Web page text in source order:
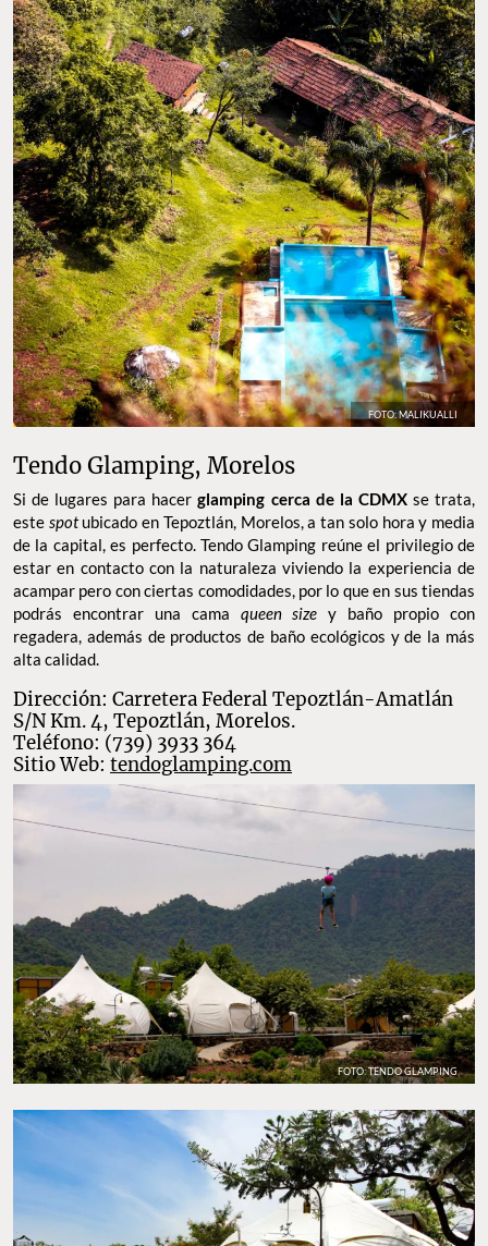
FOTO: MALIKUALLI
Tendo Glamping, Morelos
Si de lugares para hacerglamping cerca de la CDMX se trata,
este spotubicado en Tepoztlán, Morelos, a tan solo hora y media
de la capital, es perfecto. Tendo Glamping reúne el privilegio de
estar en contacto con la naturaleza viviendo la experiencia de
acampar pero con ciertas comodidades, por lo que en sus tiendas
podrás encontrar una cama queen size y baño propio con
regadera, además de productos de baño ecológicos y de la más
alta calidad.
Dirección: Carretera Federal Tepoztlán-Amatlán
S/N Km. 4, Tepoztlán, Morelos.
Teléfono: (739) 3933 364
Sitio Web: tendoglamping.com
FOTO: TENDO GLAMPING